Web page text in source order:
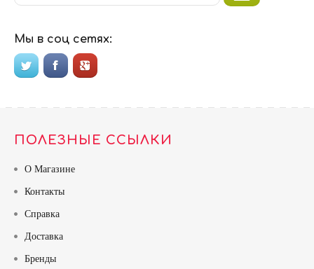
Мы в соц сетях:
ПОЛЕЗНЫЕ ССЫЛКИ
О Магазине
Контакты
Справка
Доставка
Бренды